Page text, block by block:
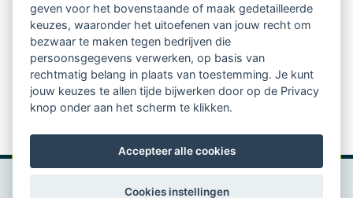
informatie over LVSC-activiteiten
Aanmelden nieuwsbrief
geven voor het bovenstaande of maak gedetailleerde
keuzes, waaronder het uitoefenen van jouw recht om
bezwaar te maken tegen bedrijven die
persoonsgegevens verwerken, op basis van
rechtmatig belang in plaats van toestemming. Je kunt
jouw keuzes te allen tijde bijwerken door op de Privacy
knop onder aan het scherm te klikken.
Accepteer alle cookies
Cookies instellingen